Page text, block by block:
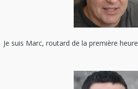
Je suis Marc, routard de la première heure